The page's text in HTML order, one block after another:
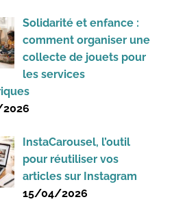
Solidarité et enfance :
comment organiser une
collecte de jouets pour
les services
InstaCarousel, l’outil
pour réutiliser vos
articles sur Instagram
15/04/2026